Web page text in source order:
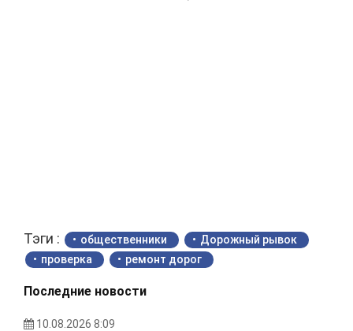
Тэги : общественники
Дорожный рывок
проверка
ремонт дорог
Последние новости
10.08.2026 8:09